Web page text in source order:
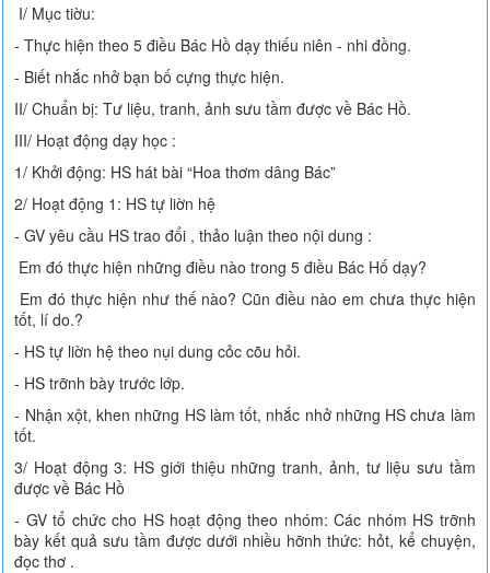
I/ Mục tiờu:
- Thực hiện theo 5 điều Bác Hồ dạy thiếu niên - nhi đồng.
- Biết nhắc nhở bạn bố cựng thực hiện.
II/ Chuẩn bị: Tư liệu, tranh, ảnh sưu tầm được về Bác Hồ.
III/ Hoạt động dạy học :
1/ Khởi động: HS hát bài “Hoa thơm dâng Bác”
2/ Hoạt động 1: HS tự liờn hệ
- GV yêu cầu HS trao đổi , thảo luận theo nội dung :
Em đó thực hiện những điều nào trong 5 điều Bác Hố dạy?
Em đó thực hiện như thế nào? Cũn điều nào em chưa thực hiện
tốt, lí do.?
- HS tự liờn hệ theo nụi dung cỏc cõu hỏi.
- HS trỡnh bày trước lớp.
- Nhận xột, khen những HS làm tốt, nhắc nhở những HS chưa làm
tốt.
3/ Hoạt động 3: HS giới thiệu những tranh, ảnh, tư liệu sưu tầm
được về Bác Hồ
- GV tổ chức cho HS hoạt động theo nhóm: Các nhóm HS trỡnh
bày kết quả sưu tầm được dưới nhiều hỡnh thức: hỏt, kể chuyện,
đọc thơ .